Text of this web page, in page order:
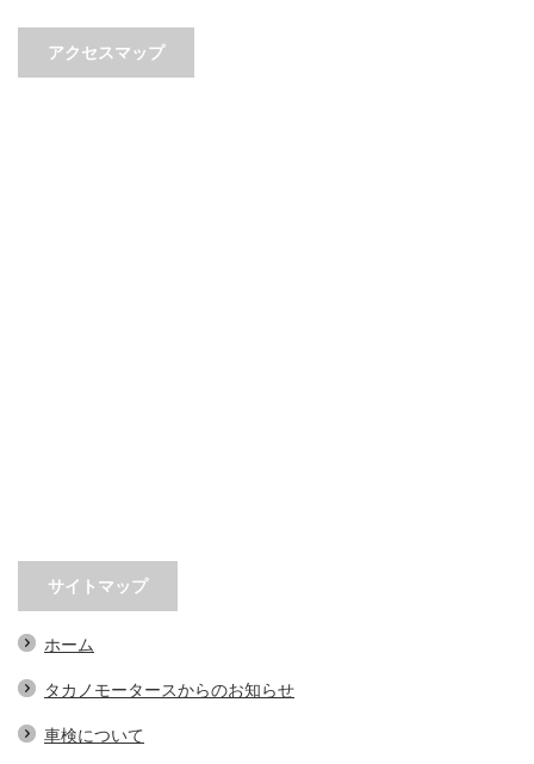
アクセスマップ
サイトマップ
ホーム
タカノモータースからのお知らせ
車検について